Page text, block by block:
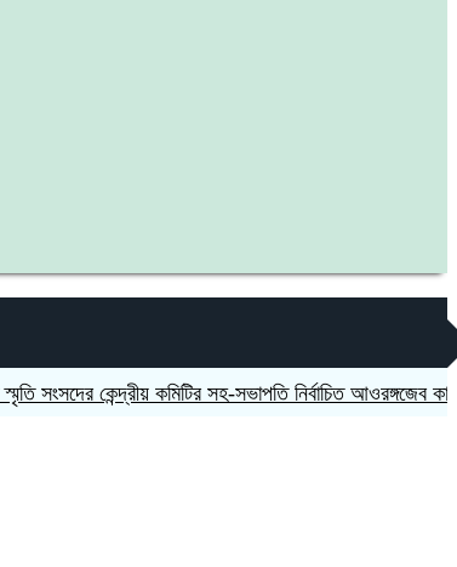
কেন্দ্রীয় কমিটির সহ-সভাপতি নির্বাচিত আওরঙ্গজেব কামাল